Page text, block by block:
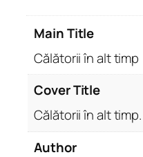
t
m
Main Title
Călătorii în alt timp
Cover Title
Călătorii în alt
Author